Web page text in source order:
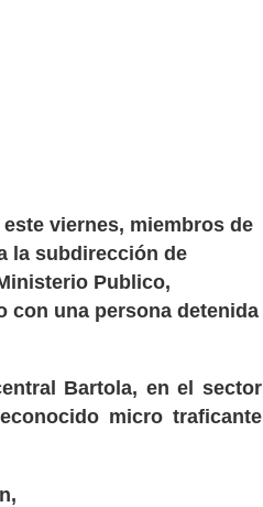
viernes, miembros de
la subdirección de
Publico,
con una persona detenida
Bartola, en el sector
micro traficante